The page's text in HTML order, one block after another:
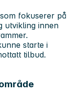
fokuserer på
utvikling innen
starte i
tilbud.